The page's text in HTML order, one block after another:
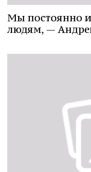
Мы постоянно
людям, —